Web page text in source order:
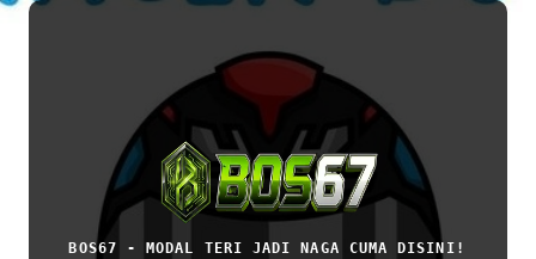
BOS67 - MODAL TERI JADI NAGA CUMA DISINI!